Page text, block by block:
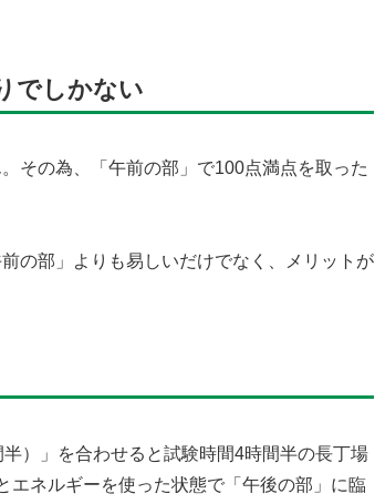
でしかない
その為、「午前の部」で100点満点を取った
の部」よりも易しいだけでなく、メリットが
）」を合わせると試験時間4時間半の長丁場
エネルギーを使った状態で「午後の部」に臨